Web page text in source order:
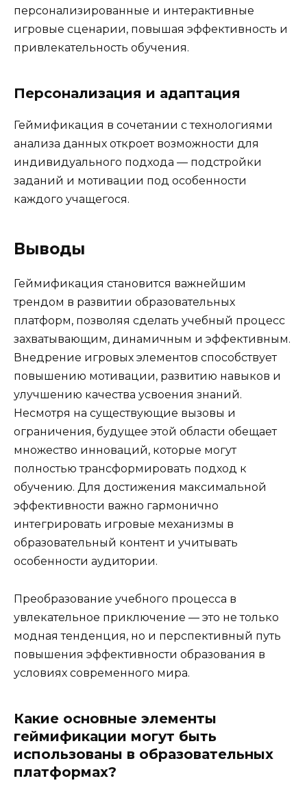
персонализированные и интерактивные
игровые сценарии, повышая эффективность и
привлекательность обучения.
Персонализация и адаптация
Геймификация в сочетании с технологиями
анализа данных откроет возможности для
индивидуального подхода — подстройки
заданий и мотивации под особенности
каждого учащегося.
Выводы
Геймификация становится важнейшим
трендом в развитии образовательных
платформ, позволяя сделать учебный процесс
захватывающим, динамичным и эффективным.
Внедрение игровых элементов способствует
повышению мотивации, развитию навыков и
улучшению качества усвоения знаний.
Несмотря на существующие вызовы и
ограничения, будущее этой области обещает
множество инноваций, которые могут
полностью трансформировать подход к
обучению. Для достижения максимальной
эффективности важно гармонично
интегрировать игровые механизмы в
образовательный контент и учитывать
особенности аудитории.
Преобразование учебного процесса в
увлекательное приключение — это не только
модная тенденция, но и перспективный путь
повышения эффективности образования в
условиях современного мира.
Какие основные элементы
геймификации могут быть
использованы в образовательных
платформах?